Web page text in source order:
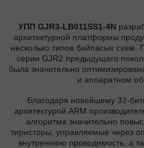
УПП GJR3-LB011SS1-4N
архитектурной платформы
несколько типов байпасых
серии GJR2 предыдущего
была значительно
и аппаратном
Благодаря новейшему 32-
архитектурой ARM
алгоритма значительно
тиристоры, управляемые через
внутреннюю проводимость, а